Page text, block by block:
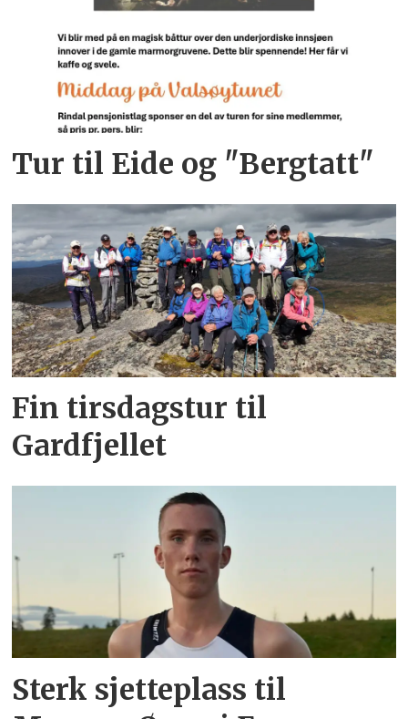
Tur til Eide og "Bergtatt"
Fin tirsdagstur til
Gardfjellet
Sterk sjetteplass til